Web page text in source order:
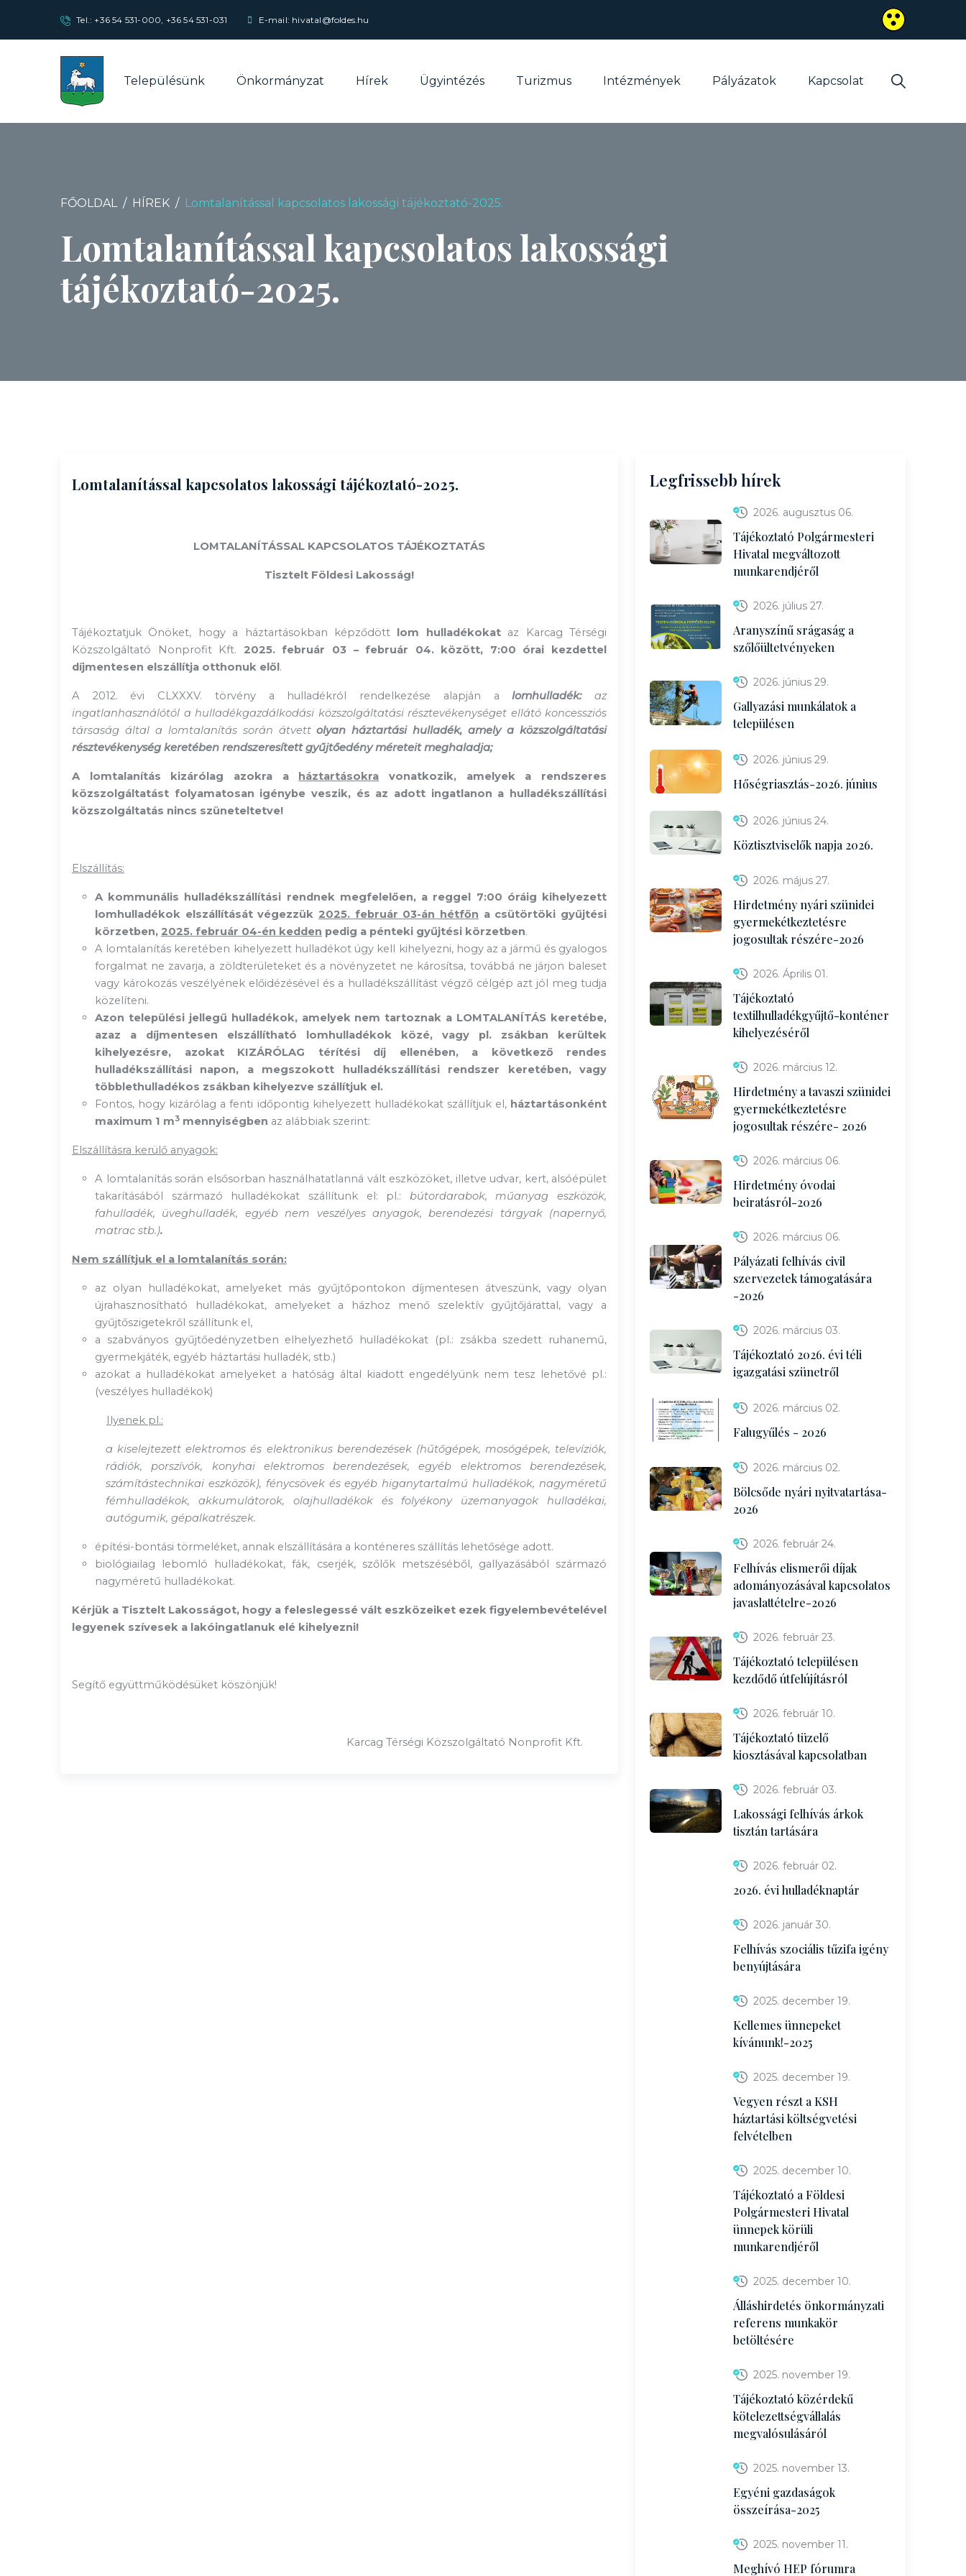
Tel.:+36 54 531-000, +36 54 531-031 E-mail: hivatal@foldes.hu
Településünk Önkormányzat Hírek Ügyintézés Turizmus Intézmények Pályázatok Kapcsolat
FŐOLDAL HÍREK Lomtalanítással kapcsolatos lakossági tájékoztató-2025.
Lomtalanítással kapcsolatos lakossági
tájékoztató-2025.
Lomtalanítással kapcsolatos lakossági tájékoztató-2025.
LOMTALANÍTÁSSAL KAPCSOLATOS TÁJÉKOZTATÁS
Tisztelt Földesi Lakosság!
Tájékoztatjuk Önöket, hogy a háztartásokban képződött lom hulladékokataz Karcag Térségi
Közszolgáltató Nonprofit Kft. 2025. február 03 – február 04. között, 7:00 órai kezdettel
díjmentesen elszállítja otthonuk elől.
A 2012. évi CLXXXV. törvény a hulladékról rendelkezése alapján alomhulladék:
az
ingatlanhasználótól a hulladékgazdálkodási közszolgáltatási résztevékenységet ellátó koncessziós
társaság által a lomtalanítás során átvettolyan háztartási hulladék, amely a közszolgáltatási
résztevékenység keretében rendszeresített gyűjtőedény méreteit meghaladja;
A lomtalanítás kizárólag azokra a háztartásokra vonatkozik, amelyek a rendszeres
közszolgáltatást folyamatosan igénybe veszik, és az adott ingatlanon a hulladékszállítási
közszolgáltatás nincs szüneteltetve!
Elszállítás:
A kommunális hulladékszállítási rendnek megfelelően, a reggel 7:00 óráig kihelyezett
lomhulladékok elszállítását végezzük 2025. február 03-án hétfőn a csütörtöki gyűjtési
körzetben, 2025. február 04-én kedden pedig a pénteki gyűjtési körzetben.
A lomtalanítás keretében kihelyezett hulladékot úgy kell kihelyezni, hogy az a jármű és gyalogos
forgalmat ne zavarja, a zöldterületeket és a növényzetet ne károsítsa, továbbá ne járjon baleset
vagy károkozás veszélyének előidézésével és a hulladékszállítást végző célgép azt jól meg tudja
közelíteni.
Azon települési jellegű hulladékok, amelyek nem tartoznak a LOMTALANÍTÁS keretébe,
azaz a díjmentesen elszállítható lomhulladékok közé, vagy pl. zsákban kerültek
kihelyezésre, azokat KIZÁRÓLAG térítési díj ellenében, a következő rendes
hulladékszállítási napon, a megszokott hulladékszállítási rendszer keretében, vagy
többlethulladékos zsákban kihelyezve szállítjuk el.
Fontos, hogy kizárólag a fenti időpontig kihelyezett hulladékokat szállítjuk el, háztartásonként
maximum 1 m3 mennyiségben az alábbiak szerint:
Elszállításra kerülő anyagok:
A lomtalanítás során elsősorban használhatatlanná vált eszközöket, illetve udvar, kert, alsóépület
takarításából származó hulladékokat szállítunk el: pl.: bútordarabok, műanyag eszközök,
fahulladék, üveghulladék, egyéb nem veszélyes anyagok, berendezési tárgyak (napernyő,
matrac stb.).
Nem szállítjuk el a lomtalanítás során:
az olyan hulladékokat, amelyeket más gyűjtőpontokon díjmentesen átveszünk, vagy olyan
újrahasznosítható hulladékokat, amelyeket a házhoz menő szelektív gyűjtőjárattal, vagy a
gyűjtőszigetekről szállítunk el,
a szabványos gyűjtőedényzetben elhelyezhető hulladékokat (pl.: zsákba szedett ruhanemű,
gyermekjáték, egyéb háztartási hulladék, stb.)
azokat a hulladékokat amelyeket a hatóság által kiadott engedélyünk nem tesz lehetővé pl.:
(veszélyes hulladékok)
Ilyenek pl.:
a kiselejtezett elektromos és elektronikus berendezések (hűtőgépek, mosógépek, televíziók,
rádiók, porszívók, konyhai elektromos berendezések, egyéb elektromos berendezések,
számítástechnikai eszközök), fénycsövek és egyéb higanytartalmú hulladékok, nagyméretű
fémhulladékok, akkumulátorok, olajhulladékok és folyékony üzemanyagok hulladékai,
autógumik, gépalkatrészek.
építési-bontási törmeléket, annak elszállítására a konténeres szállítás lehetősége adott.
biológiailag lebomló hulladékokat, fák, cserjék, szőlők metszéséből, gallyazásából származó
nagyméretű hulladékokat.
Kérjük a Tisztelt Lakosságot, hogy a feleslegessé vált eszközeiket ezek figyelembevételével
legyenek szívesek a lakóingatlanuk elé kihelyezni!
Segítő együttműködésüket köszönjük!
Karcag Térségi Közszolgáltató Nonprofit Kft.
Legfrissebb hírek
2026. augusztus 06.
Tájékoztató Polgármesteri
Hivatal megváltozott
munkarendjéről
2026. július 27.
Aranyszínű srágaság a
szőlőültetvényeken
2026. június 29.
Gallyazási munkálatok a
településen
2026. június 29.
Hőségriasztás-2026. június
2026. június 24.
Köztisztviselők napja 2026.
2026. május 27.
Hirdetmény nyári szünidei
gyermekétkeztetésre
jogosultak részére-2026
2026. Április 01.
Tájékoztató
textilhulladékgyűjtő-konténer
kihelyezéséről
2026. március 12.
Hirdetmény a tavaszi szünidei
gyermekétkeztetésre
jogosultak részére- 2026
2026. március 06.
Hirdetmény óvodai
beiratásról-2026
2026. március 06.
Pályázati felhívás civil
szervezetek támogatására
-2026
2026. március 03.
Tájékoztató 2026. évi téli
igazgatási szünetről
2026. március 02.
Falugyűlés - 2026
2026. március 02.
Bölcsőde nyári nyitvatartása-
2026
2026. február 24.
Felhívás elismerői díjak
adományozásával kapcsolatos
javaslattételre-2026
2026. február 23.
Tájékoztató településen
kezdődő útfelújításról
2026. február 10.
Tájékoztató tüzelő
kiosztásával kapcsolatban
2026. február 03.
Lakossági felhívás árkok
tisztán tartására
2026. február 02.
2026. évi hulladéknaptár
2026. január 30.
Felhívás szociális tűzifa igény
benyújtására
2025. december 19.
Kellemes ünnepeket
kívánunk!-2025
2025. december 19.
Vegyen részt a KSH
háztartási költségvetési
felvételben
2025. december 10.
Tájékoztató a Földesi
Polgármesteri Hivatal
ünnepek körüli
munkarendjéről
2025. december 10.
Álláshirdetés önkormányzati
referens munkakör
betöltésére
2025. november 19.
Tájékoztató közérdekű
kötelezettségvállalás
megvalósulásáról
2025. november 13.
Egyéni gazdaságok
összeírása-2025
2025. november 11.
Meghívó HEP fórumra